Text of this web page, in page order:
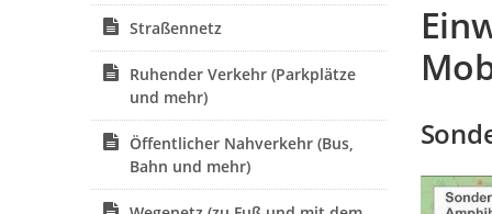
Straßennetz
Ruhender Verkehr (Parkplätze
und mehr)
Öffentlicher Nahverkehr (Bus,
Bahn und mehr)